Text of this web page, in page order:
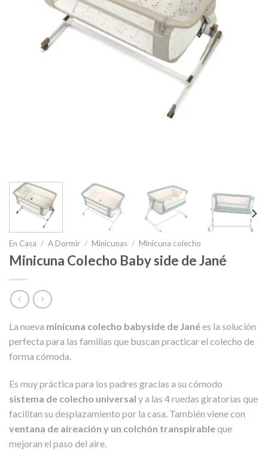
En Casa / A Dormir / Minicunas / Minicuna colecho
Minicuna Colecho Baby side de Jané
La nueva minicuna colecho babyside de Janées la solución
perfecta para las familias que buscan practicar el colecho de
forma cómoda.
Es muy práctica para los padres gracias a su cómodo
sistema de colecho universal y a las 4 ruedas giratorias que
facilitan su desplazamiento por la casa. También viene con
ventana de aireación y un colchón transpirableque
mejoran el paso del aire.